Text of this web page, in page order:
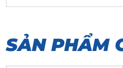
SẢN PHẨM